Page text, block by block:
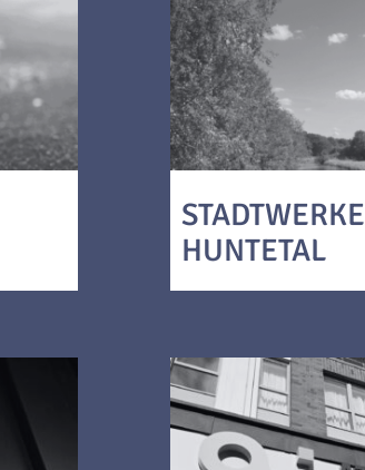
STADTWERKE
HUNTETAL